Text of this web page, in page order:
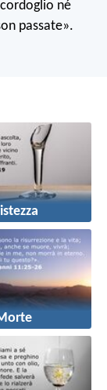
né
passate».